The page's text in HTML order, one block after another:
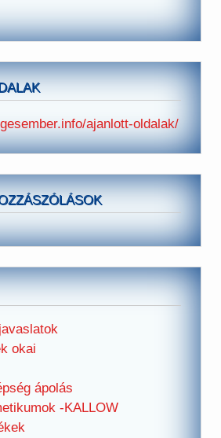
ajanlott-oldalak/
okai
ápolás
-KALLOW